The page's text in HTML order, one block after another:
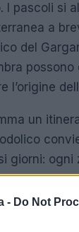
- Do Not
I pascoli si
a
del
l’origine
un
giorni: ogni
Gargano
masserie